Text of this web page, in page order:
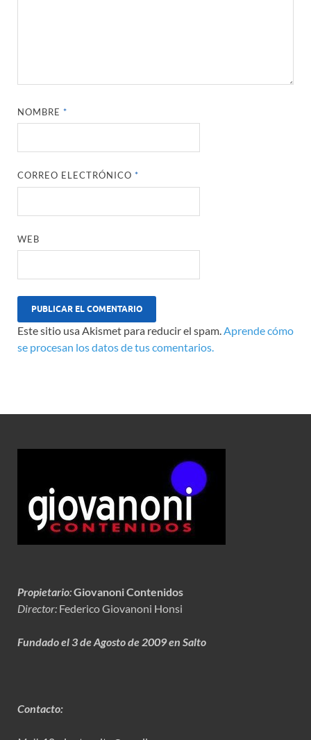
NOMBRE*
CORREO ELECTRÓNICO*
WEB
Este sitio usa Akismet para reducir el spam.Aprende cómo
se procesan los datos de tus comentarios.
Propietario:Giovanoni Contenidos
Director: Federico Giovanoni Honsi
Fundado el 3 de Agosto de 2009 en Salto
Contacto: